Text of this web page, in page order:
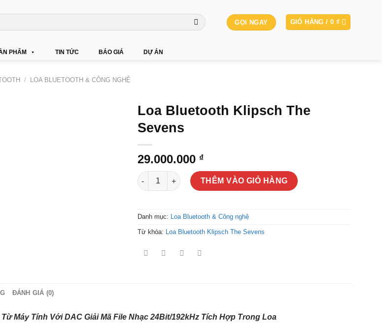
GỌI NGAY GIỎ HÀNG / 0 ₫
PHẨM TIN TỨC BÁO GIÁ DỰ ÁN
/ LOA BLUETOOTH & CÔNG NGHỆ
Loa Bluetooth Klipsch The
Sevens
29.000.000 ₫
Loa Bluetooth Klipsch The Sevens số lượng
THÊM VÀO GIỎ HÀNG
Danh mục: Loa Bluetooth & Công nghệ
Từ khóa: Loa Bluetooth Klipsch The Sevens
ĐÁNH GIÁ (0)
Máy Tính Với DAC Giải Mã File Nhạc 24Bit/192kHz Tích Hợp Trong Loa